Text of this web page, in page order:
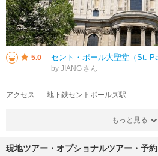
5.0
by JIANG
アクセス 地下鉄セントポールズ駅
もっと見る
現地ツアー・オプショナルツアー・予約